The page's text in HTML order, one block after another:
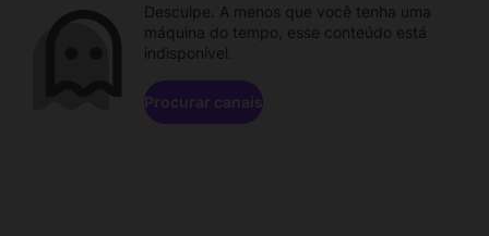
Desculpe. A menos que você tenha uma
máquina do tempo, esse conteúdo está
indisponível.
Procurar canais